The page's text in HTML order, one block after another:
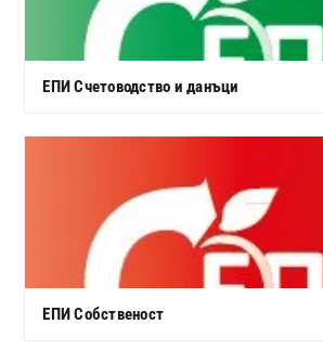
ЕПИ Счетоводство и данъци
ЕПИ Собственост